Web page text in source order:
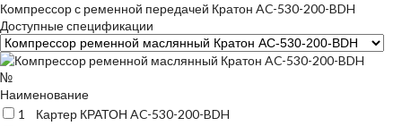
Компрессор с ременной передачей Кратон AC-530-200-BDH
Доступные спецификации
№
Наименование
1
Картер КРАТОН AC-530-200-BDH